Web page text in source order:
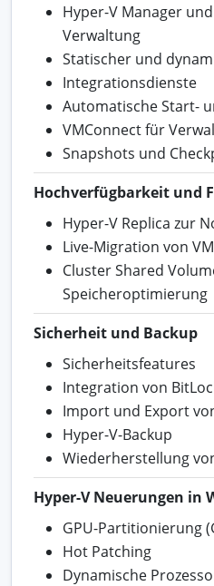
Hyper-V Manager
Verwaltung
Statischer und
Integrationsdienste
Automatische Start-
VMConnect für
Snapshots und
Hochverfügbarkeit und
Hyper-V Replica zur
Live-Migration von
Cluster Shared
Speicheroptimierung
Sicherheit und Backup
Sicherheitsfeatures
Integration von
Import und Export
Hyper-V-Backup
Wiederherstellung
Hyper-V Neuerungen in
GPU-Partitionierung
Hot Patching
Dynamische